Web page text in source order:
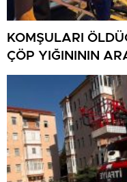
KOMŞULARI
ÇÖP YIĞINININ